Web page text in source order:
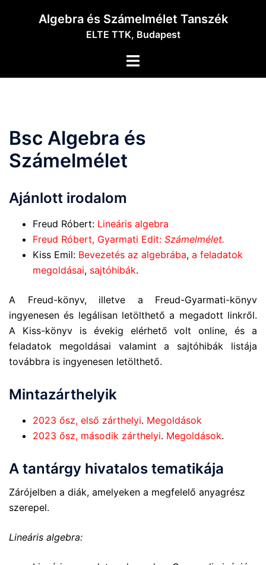
Algebra és Számelmélet Tanszék
ELTE TTK, Budapest
Toggle
Bsc Algebra és
Számelmélet
Ajánlott irodalom
Freud Róbert: Lineáris algebra
Freud Róbert, Gyarmati Edit: Számelmélet.
Kiss Emil: Bevezetés az algebrába, a feladatok
megoldásai, sajtóhibák.
A Freud-könyv, illetve a Freud-Gyarmati-könyv
ingyenesen és legálisan letölthető a megadott linkről.
A Kiss-könyv is évekig elérhető volt online, és a
feladatok megoldásai valamint a sajtóhibák listája
továbbra is ingyenesen letölthető.
Mintazárthelyik
2023 ősz, első zárthelyi. Megoldások
2023 ősz, második zárthelyi. Megoldások.
A tantárgy hivatalos tematikája
Zárójelben a diák, amelyeken a megfelelő anyagrész
szerepel.
Lineáris algebra: